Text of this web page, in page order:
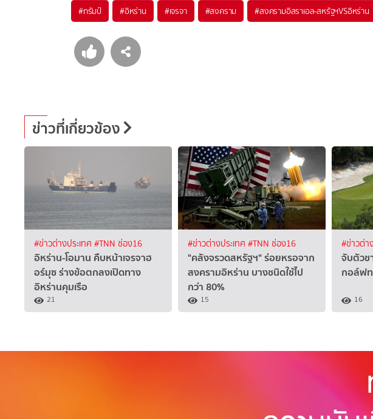
#ทรัมป์ #อิหร่าน #เจรจา #สงคราม #สงครามอิสราเอล-สหรัฐฯVSอิหร่าน
ข่าวที่เกี่ยวข้อง
#ข่าวต่างประเทศ #TNN ช่อง16
อิหร่าน-โอมาน คืบหน้าเจรจาฮ
อร์มุซ ร่างข้อตกลงเปิดทาง
อิหร่านคุมเรือ
21
#ข่าวต่างประเทศ #TNN ช่อง16
"คลังจรวดสหรัฐฯ" ร่อยหรอจาก
สงครามอิหร่าน บางชนิดใช้ไป
กว่า 80%
15
#ข่าวต่า
จับตัวช
กอล์ฟ
16